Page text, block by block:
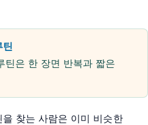
틴
은 한 장면 반복과 짧은
찾는 사람은 이미 비슷한